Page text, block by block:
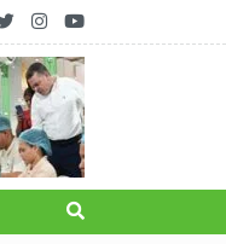
mapa del hambre